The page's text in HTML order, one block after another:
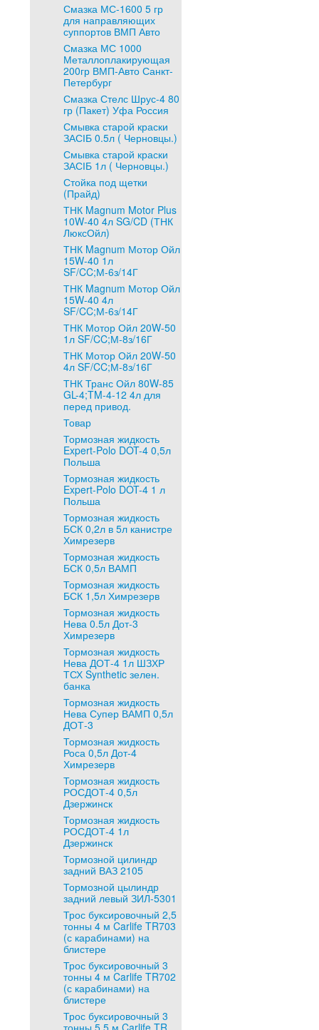
Смазка МС-1600 5 гр
для направляющих
суппортов ВМП Авто
Смазка МС 1000
Металлоплакирующая
200гр ВМП-Авто Санкт-
Петербург
Смазка Стелс Шрус-4 80
гр (Пакет) Уфа Россия
Смывка старой краски
ЗАСІБ 0.5л ( Черновцы.)
Смывка старой краски
ЗАСІБ 1л ( Черновцы.)
Стойка под щетки
(Прайд)
ТНК Magnum Motor Plus
10W-40 4л SG/CD (ТНК
ЛюксОйл)
ТНК Magnum Мотор Ойл
15W-40 1л
SF/CC;М-6з/14Г
ТНК Magnum Мотор Ойл
15W-40 4л
SF/CC;М-6з/14Г
ТНК Мотор Ойл 20W-50
1л SF/CC;М-8з/16Г
ТНК Мотор Ойл 20W-50
4л SF/CC;М-8з/16Г
ТНК Транс Ойл 80W-85
GL-4;TM-4-12 4л для
перед привод.
Товар
Тормозная жидкость
Expert-Polo DOT-4 0,5л
Польша
Тормозная жидкость
Expert-Polo DOT-4 1 л
Польша
Тормозная жидкость
БСК 0,2л в 5л канистре
Химрезерв
Тормозная жидкость
БСК 0,5л ВАМП
Тормозная жидкость
БСК 1,5л Химрезерв
Тормозная жидкость
Нева 0.5л Дот-3
Химрезерв
Тормозная жидкость
Нева ДОТ-4 1л ШЗХР
ТСХ Synthetic зелен.
банка
Тормозная жидкость
Нева Супер ВАМП 0,5л
ДОТ-3
Тормозная жидкость
Роса 0,5л Дот-4
Химрезерв
Тормозная жидкость
РОСДОТ-4 0,5л
Дзержинск
Тормозная жидкость
РОСДОТ-4 1л
Дзержинск
Тормозной цилиндр
задний ВАЗ 2105
Тормозной цылиндр
задний левый ЗИЛ-5301
Трос буксировочный 2,5
тонны 4 м Carlife TR703
(с карабинами) на
блистере
Трос буксировочный 3
тонны 4 м Carlife TR702
(с карабинами) на
блистере
Трос буксировочный 3
тонны 5,5 м Carlife TR